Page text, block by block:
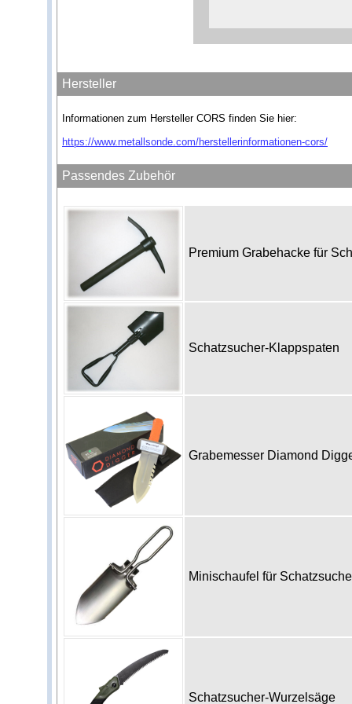
Hersteller
Informationen zum Hersteller CORS finden Sie hier:
https://www.metallsonde.com/herstellerinformationen-cors/
Passendes Zubehör
Premium Grabehacke für
Schatzsucher-Klappspaten
Grabemesser Diamond
Minischaufel für
Schatzsucher-Wurzelsäge